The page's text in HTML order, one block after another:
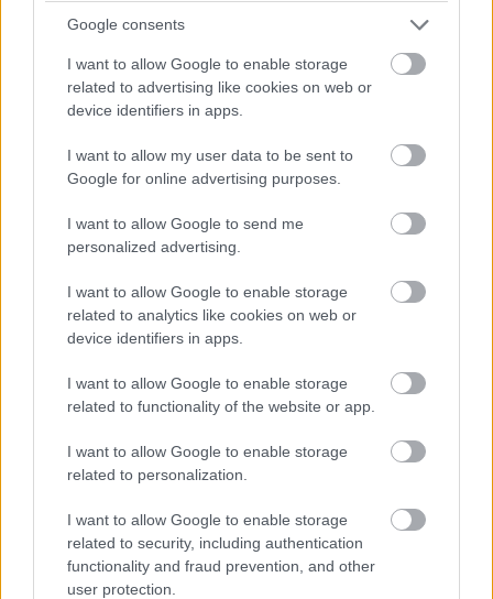
Google consents
I want to allow Google to enable storage
related to advertising like cookies on web or
device identifiers in apps.
I want to allow my user data to be sent to
Google for online advertising purposes.
I want to allow Google to send me
personalized advertising.
I want to allow Google to enable storage
related to analytics like cookies on web or
device identifiers in apps.
I want to allow Google to enable storage
related to functionality of the website or app.
I want to allow Google to enable storage
related to personalization.
I want to allow Google to enable storage
related to security, including authentication
functionality and fraud prevention, and other
user protection.
Ami igazán érdekes, hogy az Xbox, az Nvidia, a Steam, a
YouTube és a Chrome ikonja mellett ott virít a Google
futtatni akár a legfrissebb mobiljátékokat is. Erről
ugyanis egy szó sem esett a közleményben.
Pulzusméréssel segíti a biztonságos mozgást az új
balatoni kardioösvény (X)
4 és egy 8 km-es egészségügyi tanösvény nyílt
Balatonalmádiban.